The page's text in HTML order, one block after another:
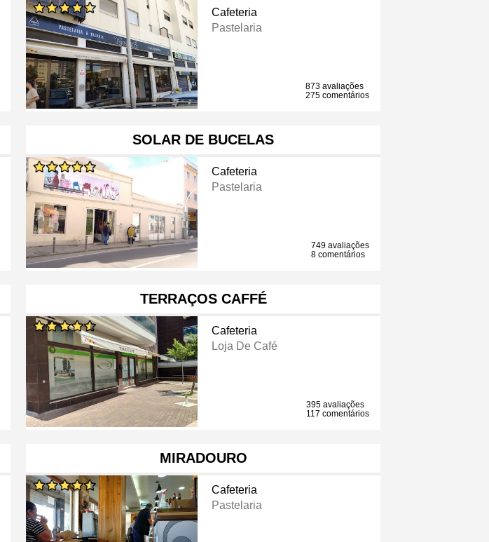
Cafeteria
Pastelaria
873 avaliações
275 comentários
SOLAR DE BUCELAS
Cafeteria
Pastelaria
749 avaliações
8 comentários
TERRAÇOS CAFFÉ
Cafeteria
Loja De Café
395 avaliações
117 comentários
MIRADOURO
Cafeteria
Pastelaria